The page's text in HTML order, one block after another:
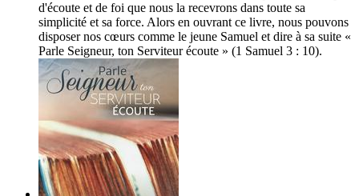
d'écoute et de foi que nous la recevrons dans toute sa
simplicité et sa force. Alors en ouvrant ce livre, nous pouvons
disposer nos cœurs comme le jeune Samuel et dire à sa suite «
Parle Seigneur, ton Serviteur écoute » (1 Samuel 3 : 10).